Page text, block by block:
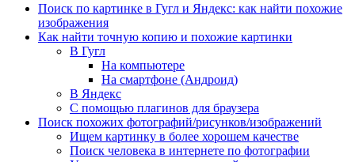
Поиск по картинке в Гугл и Яндекс: как найти похожие
изображения
Как найти точную копию и похожие картинки
В Гугл
На компьютере
На смартфоне (Андроид)
В Яндекс
С помощью плагинов для браузера
Поиск похожих фотографий/рисунков/изображений
Ищем картинку в более хорошем качестве
Поиск человека в интернете по фотографии